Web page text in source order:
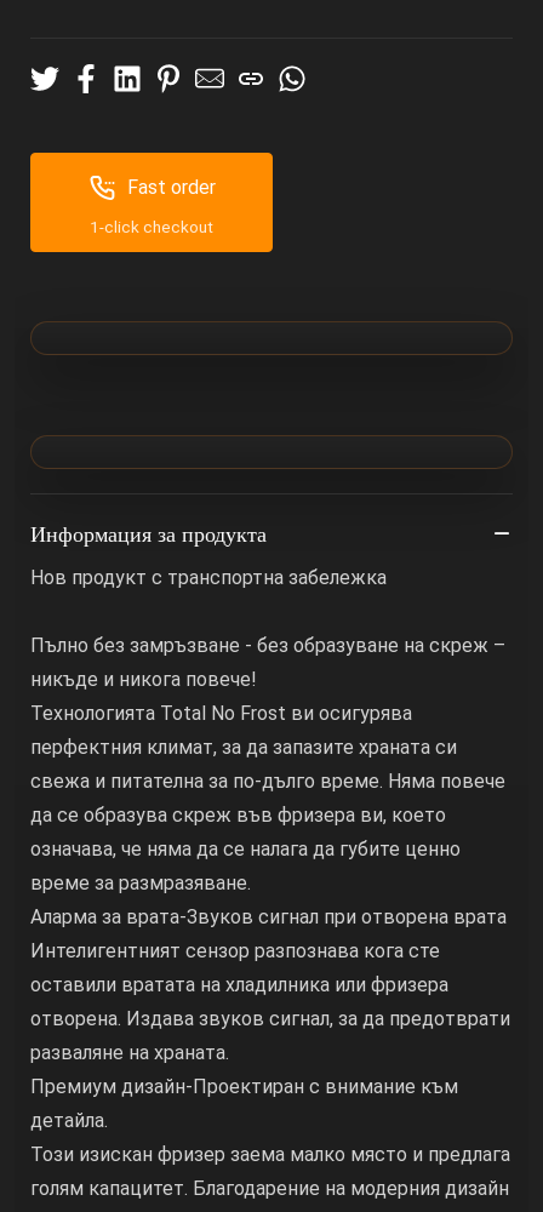
Fast order
1-click checkout
Информация за продукта
Нов продукт с транспортна забележка
Пълно без замръзване - без образуване на скреж –
никъде и никога повече!
Технологията Total No Frost ви осигурява
перфектния климат, за да запазите храната си
свежа и питателна за по-дълго време. Няма повече
да се образува скреж във фризера ви, което
означава, че няма да се налага да губите ценно
време за размразяване.
Аларма за врата-Звуков сигнал при отворена врата
Интелигентният сензор разпознава кога сте
оставили вратата на хладилника или фризера
отворена. Издава звуков сигнал, за да предотврати
разваляне на храната.
Премиум дизайн-Проектиран с внимание към
детайла.
Този изискан фризер заема малко място и предлага
голям капацитет. Благодарение на модерния дизайн